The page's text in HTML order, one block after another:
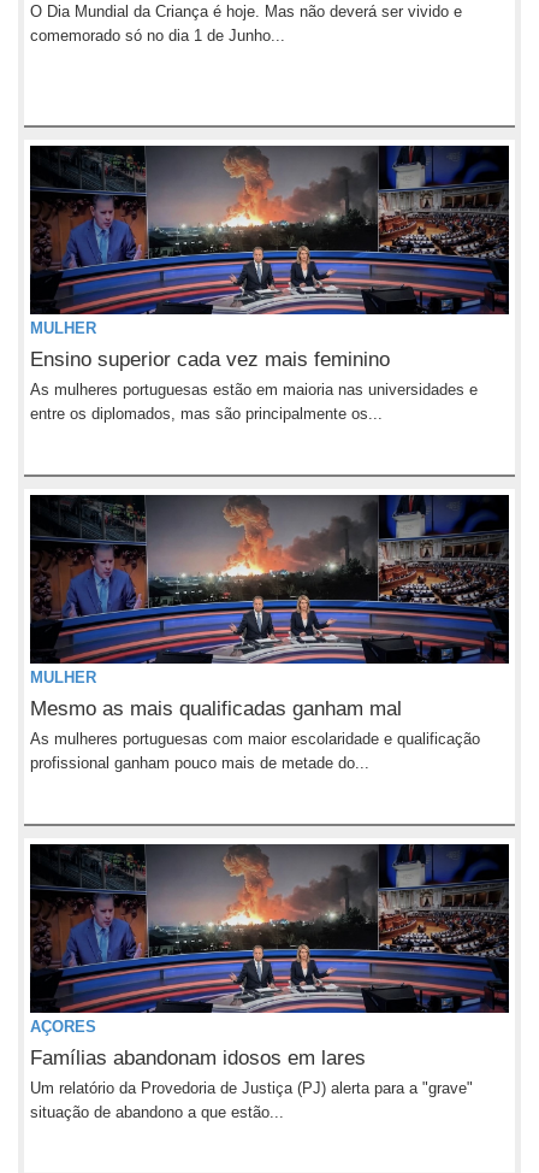
O Dia Mundial da Criança é hoje. Mas não deverá ser vivido e
comemorado só no dia 1 de Junho...
MULHER
Ensino superior cada vez mais feminino
As mulheres portuguesas estão em maioria nas universidades e
entre os diplomados, mas são principalmente os...
MULHER
Mesmo as mais qualificadas ganham mal
As mulheres portuguesas com maior escolaridade e qualificação
profissional ganham pouco mais de metade do...
AÇORES
Famílias abandonam idosos em lares
Um relatório da Provedoria de Justiça (PJ) alerta para a "grave"
situação de abandono a que estão...